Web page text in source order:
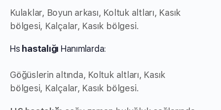
Kulaklar, Boyun arkası, Koltuk altları, Kasık
bölgesi, Kalçalar, Kasık bölgesi.
Hs hastalığı Hanımlarda:
Göğüslerin altında, Koltuk altları, Kasık
bölgesi, Kalçalar, Kasık bölgesi.